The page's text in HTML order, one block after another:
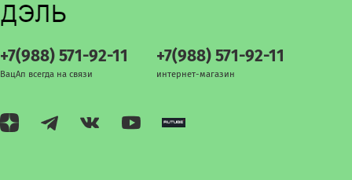
+7(988) 571-92-11
ВацАп всегда на связи
+7(988) 571-92-11
интернет-магазин